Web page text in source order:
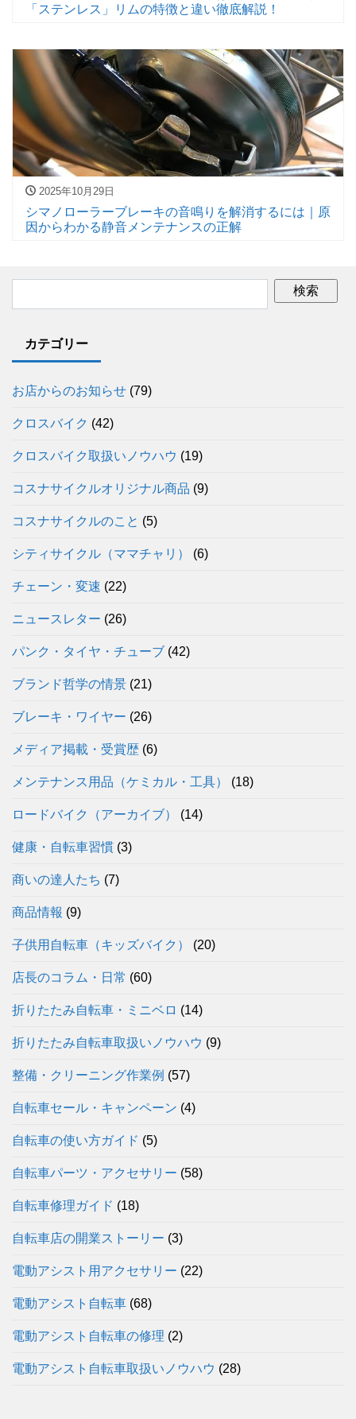
「ステンレス」リムの特徴と違い徹底解説！
2025年10月29日
シマノローラーブレーキの音鳴りを解消するには｜原
因からわかる静音メンテナンスの正解
カテゴリー
お店からのお知らせ (79)
クロスバイク (42)
クロスバイク取扱いノウハウ (19)
コスナサイクルオリジナル商品 (9)
コスナサイクルのこと (5)
シティサイクル（ママチャリ） (6)
チェーン・変速 (22)
ニュースレター (26)
パンク・タイヤ・チューブ (42)
ブランド哲学の情景 (21)
ブレーキ・ワイヤー (26)
メディア掲載・受賞歴 (6)
メンテナンス用品（ケミカル・工具） (18)
ロードバイク（アーカイブ） (14)
健康・自転車習慣 (3)
商いの達人たち (7)
商品情報 (9)
子供用自転車（キッズバイク） (20)
店長のコラム・日常 (60)
折りたたみ自転車・ミニベロ (14)
折りたたみ自転車取扱いノウハウ (9)
整備・クリーニング作業例 (57)
自転車セール・キャンペーン (4)
自転車の使い方ガイド (5)
自転車パーツ・アクセサリー (58)
自転車修理ガイド (18)
自転車店の開業ストーリー (3)
電動アシスト用アクセサリー (22)
電動アシスト自転車 (68)
電動アシスト自転車の修理 (2)
電動アシスト自転車取扱いノウハウ (28)